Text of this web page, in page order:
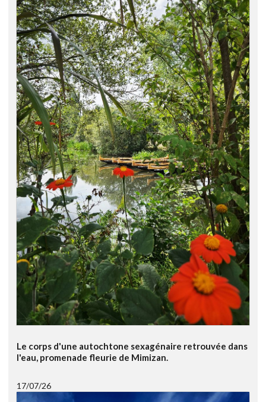
Le corps d'une autochtone sexagénaire retrouvée dans
l'eau, promenade fleurie de Mimizan.
17/07/26